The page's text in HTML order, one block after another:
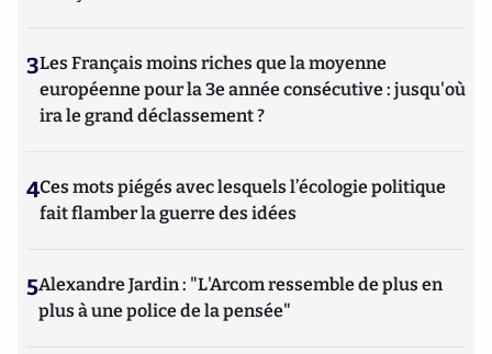
3Les Français moins riches que la moyenne
européenne pour la 3e année consécutive : jusqu'où
ira le grand déclassement ?
4Ces mots piégés avec lesquels l’écologie politique
fait flamber la guerre des idées
5Alexandre Jardin : "L'Arcom ressemble de plus en
plus à une police de la pensée"